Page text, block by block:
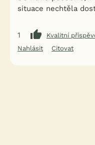
situace nechtěla
1
Kvalitní
Nahlásit
Citovat